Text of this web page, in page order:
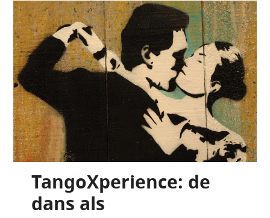
TangoXperience: de
dans als